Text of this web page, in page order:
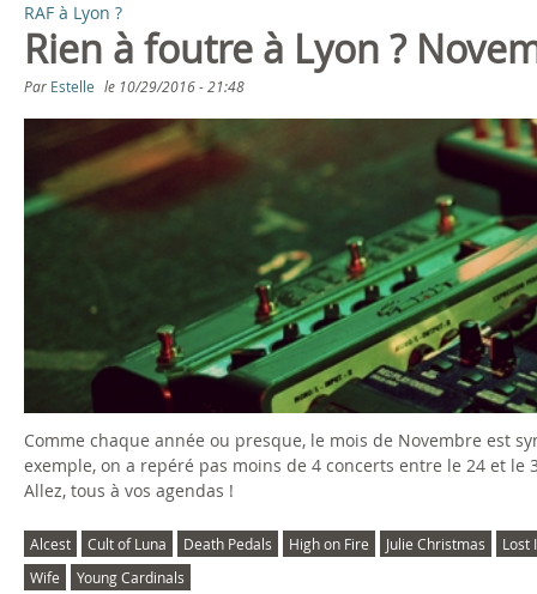
RAF à Lyon ?
Rien à foutre à Lyon ?
Par Estelle le 10/29/2016 - 21:48
Comme chaque année ou presque, le mois de Novembre est
exemple, on a repéré pas moins de 4 concerts entre le 24 et
Allez, tous à vos agendas !
Alcest Cult of Luna Death Pedals High on Fire Julie Christmas
Lost
Wife
Young Cardinals